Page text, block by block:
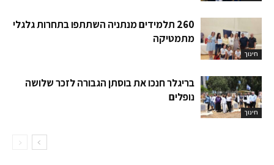
חינוך
260 תלמידים מנתניה השתתפו בתחרות גלגלי
מתמטיקה
חינוך
בריגלר חנכו את בוסתן הגבורה לזכר שלושה
נופלים